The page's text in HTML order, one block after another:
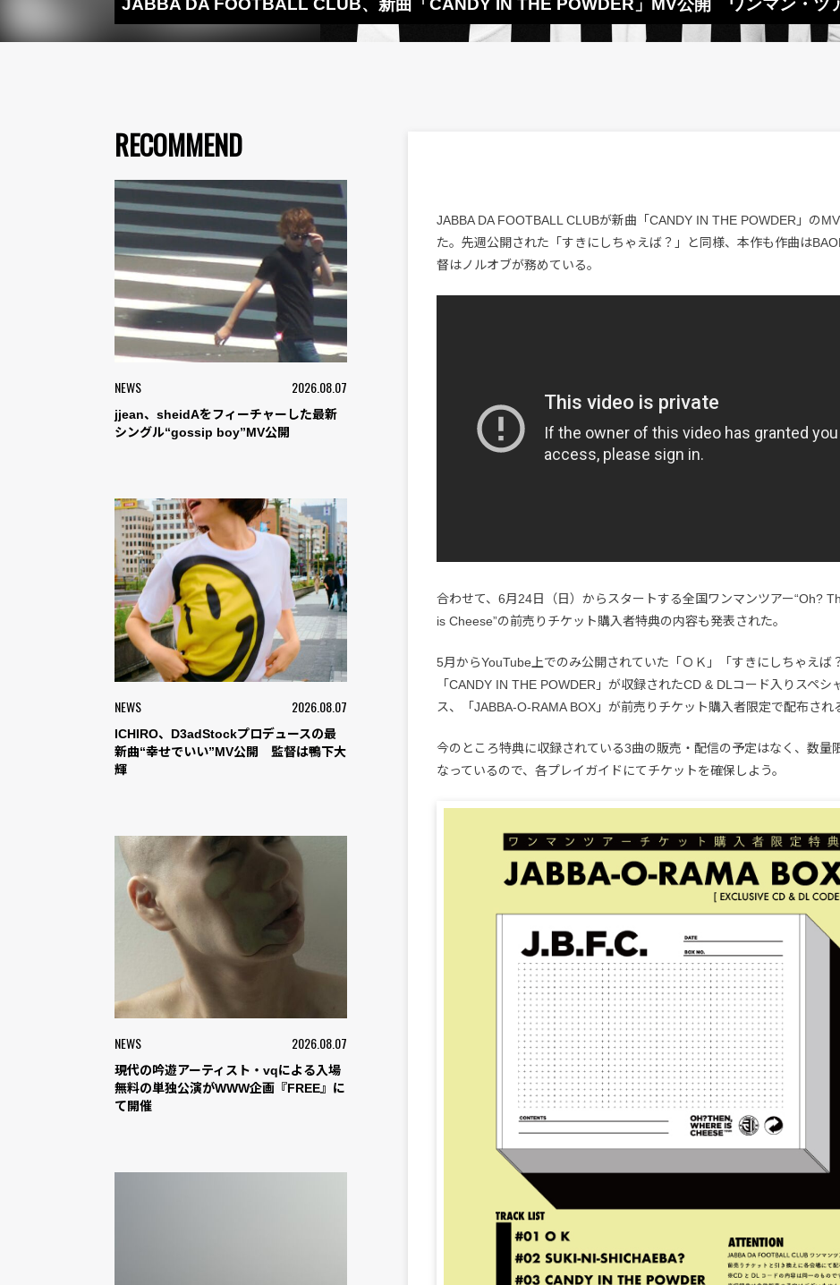
JABBA DA FOOTBALL CLUB、新曲「CANDY IN THE POWDER」MV公開 ワンマン・ツ
RECOMMEND
NEWS 2026.08.07
jjean、sheidAをフィーチャーした最新
シングル“gossip boy”MV公開
NEWS 2026.08.07
ICHIRO、D3adStockプロデュースの最
新曲“幸せでいい”MV公開 監督は鴨下大
輝
NEWS 2026.08.07
現代の吟遊アーティスト・vqによる入場
無料の単独公演がWWW企画『FREE』に
て開催
JABBA DA FOOTBALL CLUBが新曲「CANDY IN THE POWDER」の
た。先週公開された「すきにしちゃえば？」と同様、本作も作曲は
督はノルオブが務めている。
合わせて、6月24日（日）からスタートする全国ワンマンツアー“Oh?
is Cheese”の前売りチケット購入者特典の内容も発表された。
5月からYouTube上でのみ公開されていた「ＯＫ」「すきにしちゃえば？
「CANDY IN THE POWDER」が収録されたCD & DLコード入りスペシ
ス、「JABBA-O-RAMA BOX」が前売りチケット購入者限定で配布され
今のところ特典に収録されている3曲の販売・配信の予定はなく、数量
なっているので、各プレイガイドにてチケットを確保しよう。